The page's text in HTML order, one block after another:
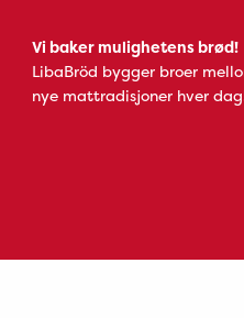
Vi baker mulighetens brød!
LibaBröd bygger broer
nye mattradisjoner hver